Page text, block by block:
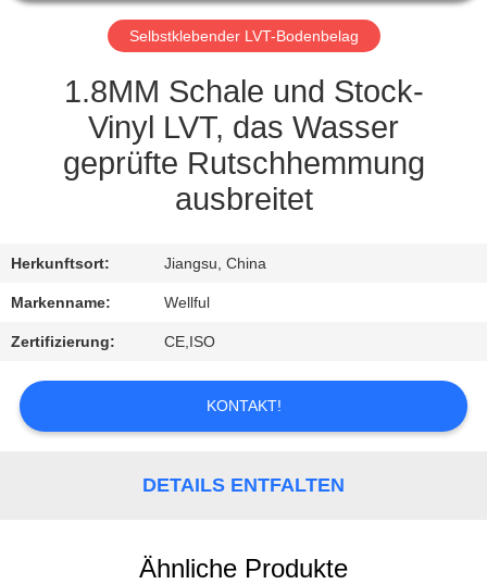
QUALITÄTSKONTROLLE
TRETEN
IN
VERBINDUNG
FORDERN
SIE
EIN
Selbstklebender LVT-Bodenbelag
1.8MM Schale und Stock-
Vinyl LVT, das Wasser
geprüfte Rutschhemmung
ausbreitet
Herkunftsort: Jiangsu, China
Markenname: Wellful
Zertifizierung: CE,ISO
KONTAKT!
DETAILS ENTFALTEN
Ähnliche Produkte